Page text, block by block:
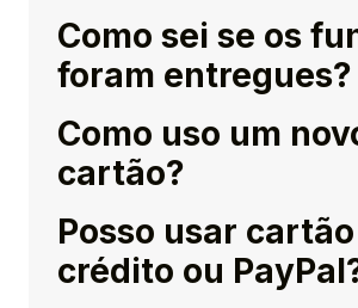
Como sei se os
foram entregues?
Como uso um
cartão?
Posso usar
crédito ou